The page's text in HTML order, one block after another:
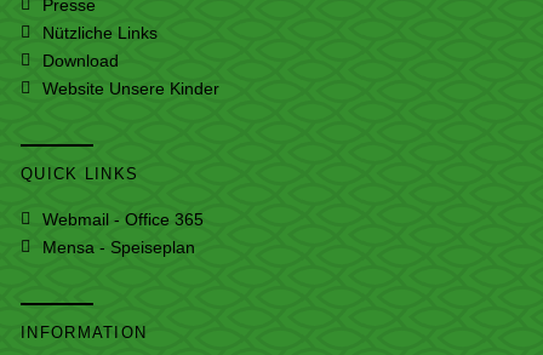
Presse
Nützliche Links
Download
Website Unsere Kinder
QUICK LINKS
Webmail - Office 365
Mensa - Speiseplan
INFORMATION